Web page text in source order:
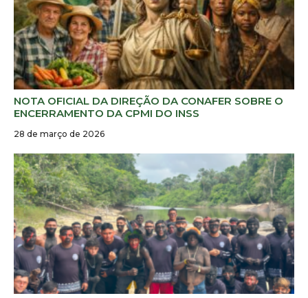
NOTA OFICIAL DA DIREÇÃO DA CONAFER SOBRE O
ENCERRAMENTO DA CPMI DO INSS
28 de março de 2026